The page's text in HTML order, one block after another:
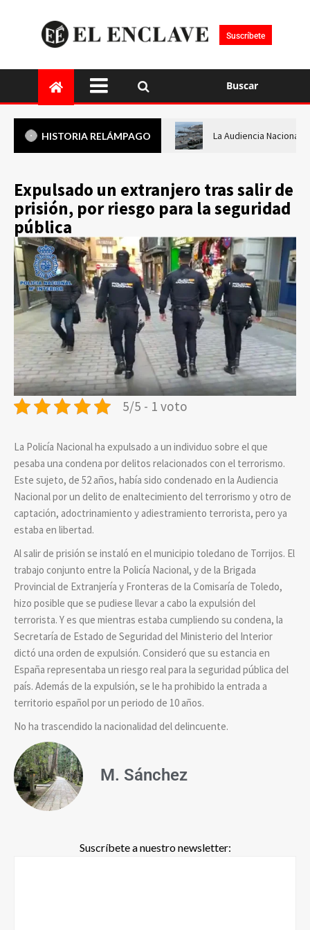
Suscríbete
Buscar
HISTORIA RELÁMPAGO La Audiencia Nacional
Expulsado un extranjero tras salir de
prisión, por riesgo para la seguridad
pública
5/5 - 1 voto
La Policía Nacional ha expulsado a un individuo sobre el que
pesaba una condena por delitos relacionados con el terrorismo.
Este sujeto, de 52 años, había sido condenado en la Audiencia
Nacional por un delito de enaltecimiento del terrorismo y otro de
captación, adoctrinamiento y adiestramiento terrorista, pero ya
estaba en libertad.
Al salir de prisión se instaló en el municipio toledano de Torrijos. El
trabajo conjunto entre la Policía Nacional, y de la Brigada
Provincial de Extranjería y Fronteras de la Comisaría de Toledo,
hizo posible que se pudiese llevar a cabo la expulsión del
terrorista. Y es que mientras estaba cumpliendo su condena, la
Secretaría de Estado de Seguridad del Ministerio del Interior
dictó una orden de expulsión. Consideró que su estancia en
España representaba un riesgo real para la seguridad pública del
país. Además de la expulsión, se le ha prohibido la entrada a
territorio español por un periodo de 10 años.
No ha trascendido la nacionalidad del delincuente.
M. Sánchez
Suscríbete a nuestro newsletter: